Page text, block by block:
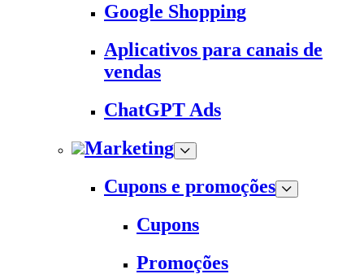
Google Shopping
Aplicativos para canais de
vendas
ChatGPT Ads
Marketing
Cupons e promoções
Cupons
Promoções